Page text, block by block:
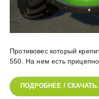
Противовес который
550. На нем есть
ПОДРОБНЕЕ /